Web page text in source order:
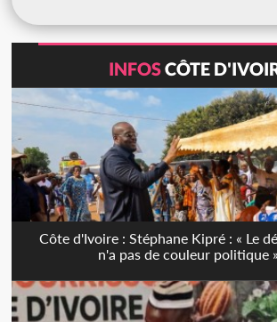
INFOSCÔTE
Côte d'Ivoire : Stéphane Kipré : « Le
n'a pas de couleur politique